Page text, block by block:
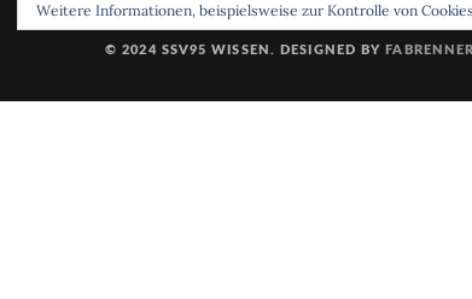
Weitere Informationen, beispielsweise zur Kontrolle von
© 2024 SSV95 WISSEN. DESIGNED BY